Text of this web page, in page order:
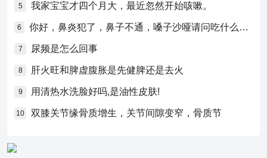
5 我家宝宝才四个月大，最近忽然开始咳嗽。
6 你好，鼻炎犯了，鼻子不通，嗓子沙哑请问吃什么药比较好？
7 尿频是怎么回事
8 肝火旺和脾虚腹胀是先健脾还是去火
9 用清热水洗脸好吗,是油性皮肤!
10 双膝关节缘骨质增生，关节间隙变窄，骨质节